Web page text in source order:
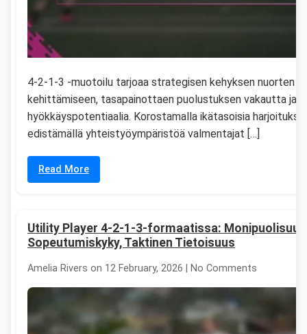
4-2-1-3 -muotoilu tarjoaa strategisen kehyksen nuorten
kehittämiseen, tasapainottaen puolustuksen vakautta ja
hyökkäyspotentiaalia. Korostamalla ikätasoisia
edistämällä yhteistyöympäristöä valmentajat […]
Read More
Utility Player 4-2-1-3-formaatissa:
Sopeutumiskyky, Taktinen Tietoisuus
Amelia Rivers on 12 February, 2026 | No Comments